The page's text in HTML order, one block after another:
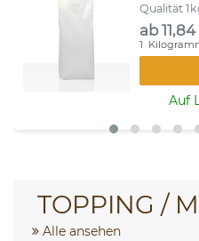
Qualität
ab
1
Auf
TOPPING /
Alle ansehen